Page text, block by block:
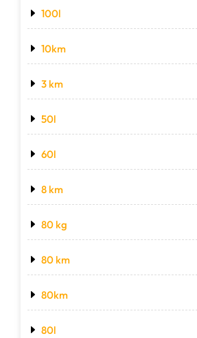
100l
10km
3 km
50l
60l
8 km
80 kg
80 km
80km
80l